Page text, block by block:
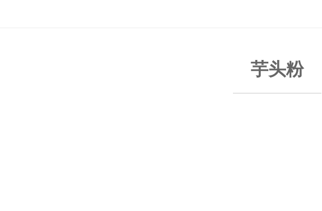
芋头粉